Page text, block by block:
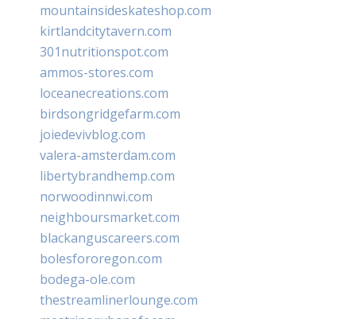
mountainsideskateshop.com
kirtlandcitytavern.com
301nutritionspot.com
ammos-stores.com
loceanecreations.com
birdsongridgefarm.com
joiedevivblog.com
valera-amsterdam.com
libertybrandhemp.com
norwoodinnwi.com
neighboursmarket.com
blackanguscareers.com
bolesfororegon.com
bodega-ole.com
thestreamlinerlounge.com